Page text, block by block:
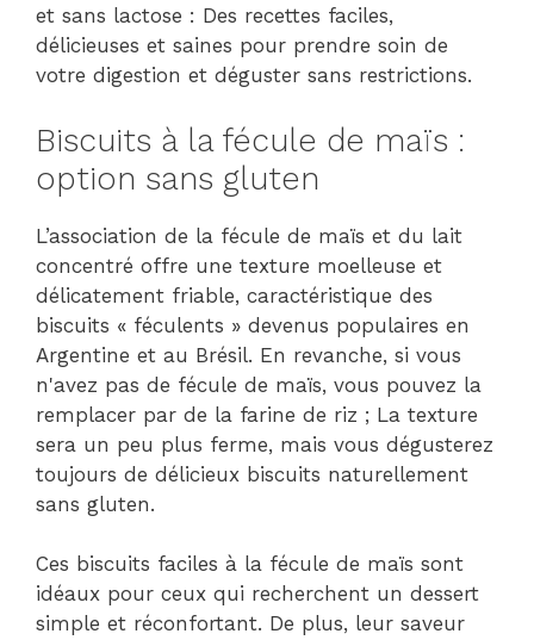
et sans lactose : Des recettes faciles,
délicieuses et saines pour prendre soin de
votre digestion et déguster sans restrictions.
Biscuits à la fécule de maïs :
option sans gluten
L’association de la fécule de maïs et du lait
concentré offre une texture moelleuse et
délicatement friable, caractéristique des
biscuits « féculents » devenus populaires en
Argentine et au Brésil. En revanche, si vous
n'avez pas de fécule de maïs, vous pouvez la
remplacer par de la farine de riz ; La texture
sera un peu plus ferme, mais vous dégusterez
toujours de délicieux biscuits naturellement
sans gluten.
Ces biscuits faciles à la fécule de maïs sont
idéaux pour ceux qui recherchent un dessert
simple et réconfortant. De plus, leur saveur